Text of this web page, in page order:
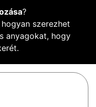
?
szerezhet
anyagokat, hogy